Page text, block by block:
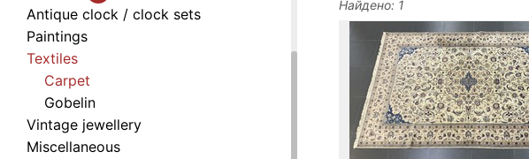
Antique clock / clock sets
Paintings
Textiles
Carpet
Gobelin
Vintage jewellery
Miscellaneous
Найдено: 1